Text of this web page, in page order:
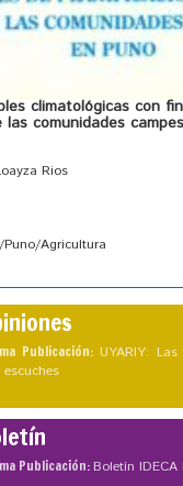
climatológicas con
comunidades
Rios
Agricultura
Publicación: UYARIY:
escuches
Publicación:Boletín IDECA